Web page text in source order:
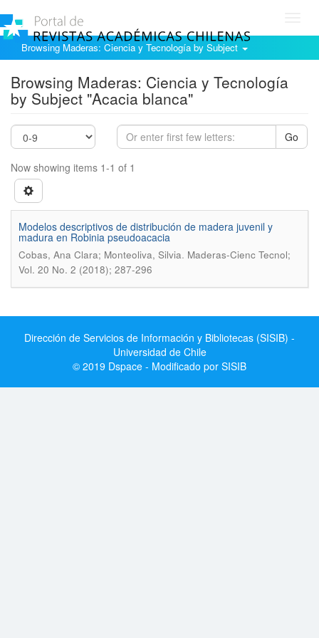
Browsing Maderas: Ciencia y Tecnología by Subject
Browsing Maderas: Ciencia y Tecnología
by Subject "Acacia blanca"
Go
Now showing items 1-1 of 1
Modelos descriptivos de distribución de madera juvenil y
madura en Robinia pseudoacacia
Cobas, Ana Clara; Monteoliva, Silvia. Maderas-Cienc Tecnol;
Vol. 20 No. 2 (2018); 287-296
Dirección de Servicios de Información y Bibliotecas (SISIB) -
Universidad de Chile
© 2019 Dspace - Modificado por SISIB